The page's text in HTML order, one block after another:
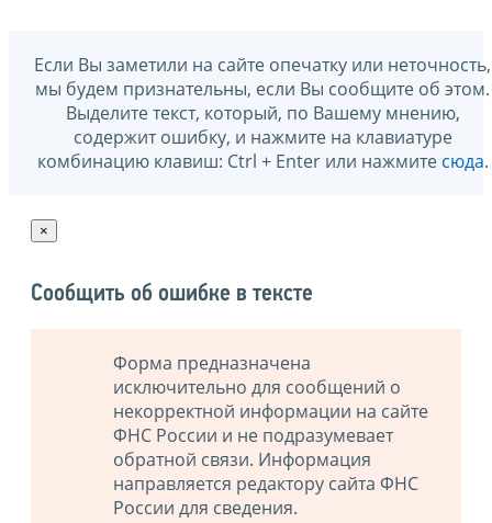
Если Вы заметили на сайте опечатку или неточность,
мы будем признательны, если Вы сообщите об этом.
Выделите текст, который, по Вашему мнению,
содержит ошибку, и нажмите на клавиатуре
комбинацию клавиш: Ctrl + Enter или нажмите сюда.
×
Сообщить об ошибке в тексте
Форма предназначена
исключительно для сообщений о
некорректной информации на сайте
ФНС России и не подразумевает
обратной связи. Информация
направляется редактору сайта ФНС
России для сведения.